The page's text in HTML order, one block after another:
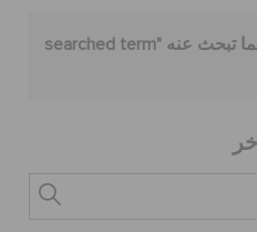
تبحث عنه "searched term